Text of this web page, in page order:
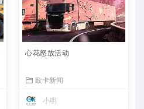
心花怒放活动
欧卡新闻
小明